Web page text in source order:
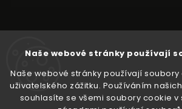
Naše webové stránky používají
Naše webové stránky používají
uživatelského zážitku. Používáním
souhlasíte se všemi soubory cookie v